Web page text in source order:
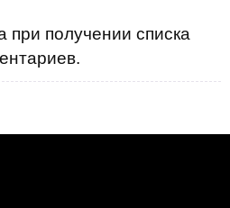
получении списка